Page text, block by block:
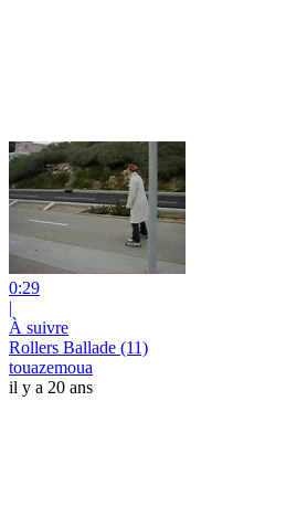
0:29
|
À suivre
Rollers Ballade (11)
touazemoua
il y a 20 ans